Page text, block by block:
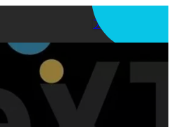
アプリを使う